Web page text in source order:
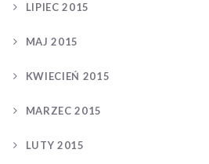
LIPIEC 2015
MAJ 2015
KWIECIEŃ 2015
MARZEC 2015
LUTY 2015